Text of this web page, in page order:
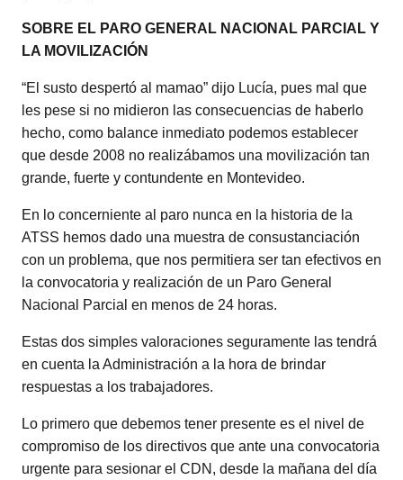
SOBRE EL PARO GENERAL NACIONAL PARCIAL Y
LA MOVILIZACIÓN
“El susto despertó al mamao” dijo Lucía, pues mal que
les pese si no midieron las consecuencias de haberlo
hecho, como balance inmediato podemos establecer
que desde 2008 no realizábamos una movilización tan
grande, fuerte y contundente en Montevideo.
En lo concerniente al paro nunca en la historia de la
ATSS hemos dado una muestra de consustanciación
con un problema, que nos permitiera ser tan efectivos en
la convocatoria y realización de un Paro General
Nacional Parcial en menos de 24 horas.
Estas dos simples valoraciones seguramente las tendrá
en cuenta la Administración a la hora de brindar
respuestas a los trabajadores.
Lo primero que debemos tener presente es el nivel de
compromiso de los directivos que ante una convocatoria
urgente para sesionar el CDN, desde la mañana del día